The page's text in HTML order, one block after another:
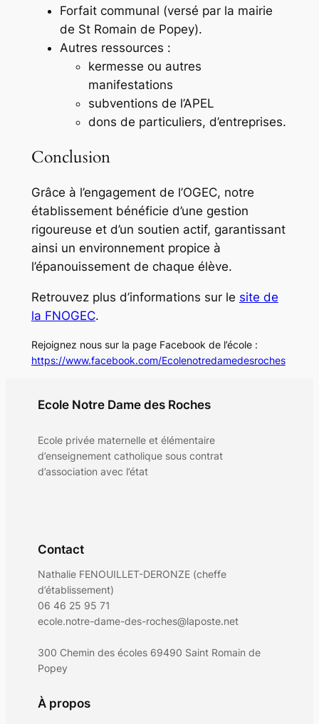
Forfait communal (versé par la mairie
de St Romain de Popey).
Autres ressources :
kermesse ou autres
manifestations
subventions de l’APEL
dons de particuliers, d’entreprises.
Conclusion
Grâce à l’engagement de l’OGEC, notre
établissement bénéficie d’une gestion
rigoureuse et d’un soutien actif, garantissant
ainsi un environnement propice à
l’épanouissement de chaque élève.
Retrouvez plus d’informations sur le site de
la FNOGEC.
Rejoignez nous sur la page Facebook de l’école :
https://www.facebook.com/Ecolenotredamedesroches
Ecole Notre Dame des Roches
Ecole privée maternelle et élémentaire
d’enseignement catholique sous contrat
d’association avec l’état
Contact
Nathalie FENOUILLET-DERONZE (cheffe
d’établissement)
06 46 25 95 71
ecole.notre-dame-des-roches@laposte.net
300 Chemin des écoles 69490 Saint Romain de
Popey
À propos